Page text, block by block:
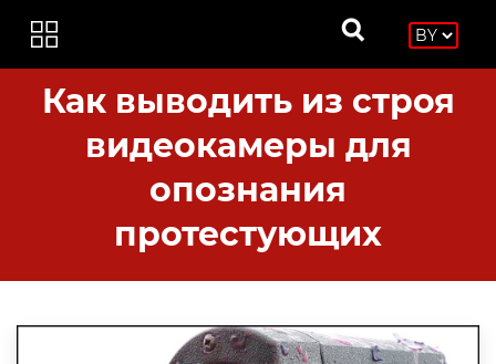
Как выводить из строя
видеокамеры для
опознания
протестующих